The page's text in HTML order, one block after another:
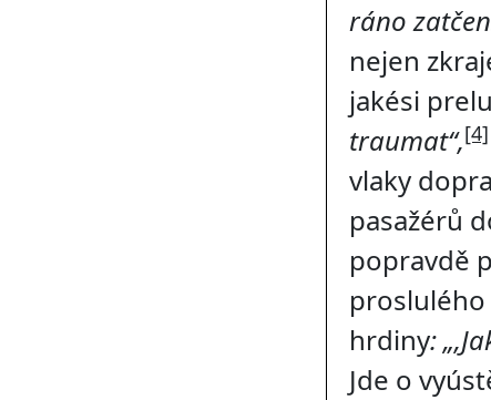
ráno
nejen
jakési
traumat“,[4]
vlaky
pasažérů
popravdě
proslulého
hrdiny:
Jde o